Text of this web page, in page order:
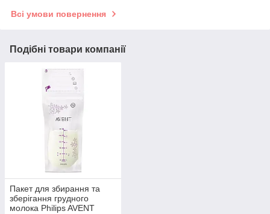
Всі умови повернення
Подібні товари компанії
Пакет для збирання та
зберігання грудного
молока Philips AVENT